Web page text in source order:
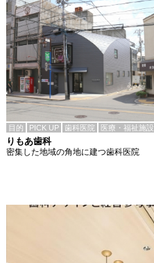
目的 PICK UP 歯科医院 医療・福祉施設
りもあ歯科
密集した地域の角地に建つ歯科医院